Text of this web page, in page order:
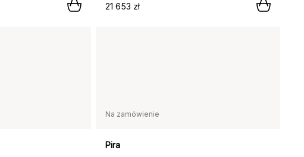
21 653 zł
Na zamówienie
Pira